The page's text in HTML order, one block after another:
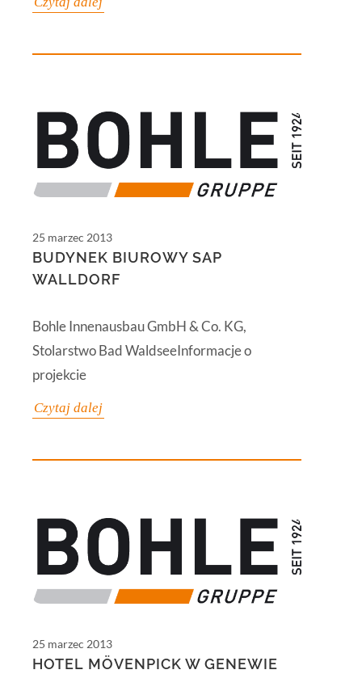
25 marzec 2013
BUDYNEK BIUROWY SAP
WALLDORF
Bohle Innenausbau GmbH & Co. KG,
Stolarstwo Bad WaldseeInformacje o
projekcie
Czytaj dalej
25 marzec 2013
HOTEL MÖVENPICK W GENEWIE